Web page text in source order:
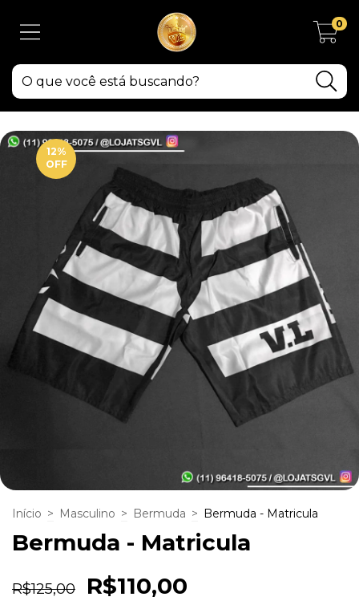
0
12%
OFF
Início > Masculino > Bermuda > Bermuda - Matricula
Bermuda - Matricula
R$125,00 R$110,00